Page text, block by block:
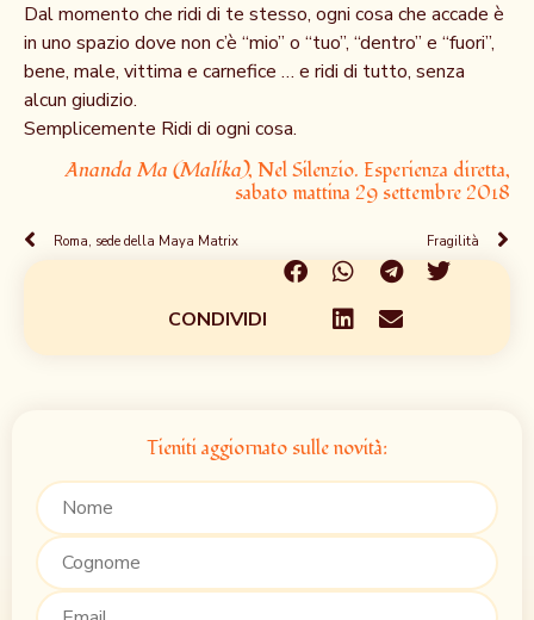
Dal momento che ridi di te stesso, ogni cosa che accade è
in uno spazio dove non c’è “mio” o “tuo”, “dentro” e “fuori”,
bene, male, vittima e carnefice … e ridi di tutto, senza
alcun giudizio.
Semplicemente Ridi di ogni cosa.
Ananda Ma (Malika), Nel Silenzio. Esperienza diretta,
sabato mattina 29 settembre 2018
Roma, sede della Maya Matrix Fragilità
CONDIVIDI
Tieniti aggiornato sulle novità: